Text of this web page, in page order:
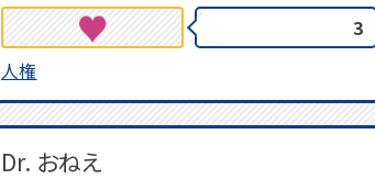
3
人権
Dr. おねえ